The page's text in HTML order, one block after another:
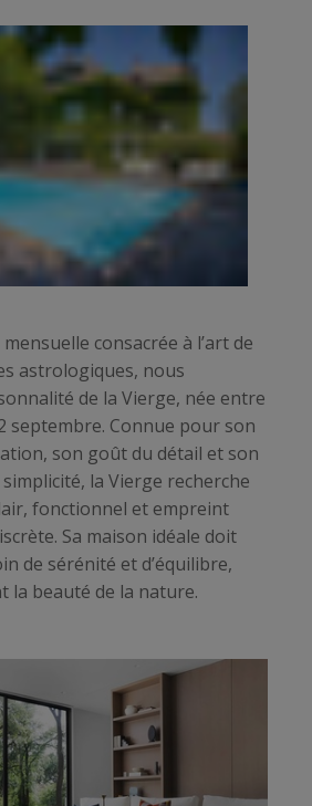
consacrée à l’art de
astrologiques, nous
de la Vierge, née entre
septembre. Connue pour son
son goût du détail et son
la Vierge recherche
fonctionnel et empreint
Sa maison idéale doit
de sérénité et d’équilibre,
la beauté de la nature.